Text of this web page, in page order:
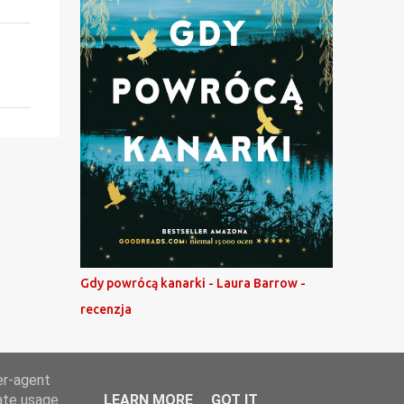
Gdy powrócą kanarki - Laura Barrow -
recenzja
agent
usage
LEARN MORE GOT IT